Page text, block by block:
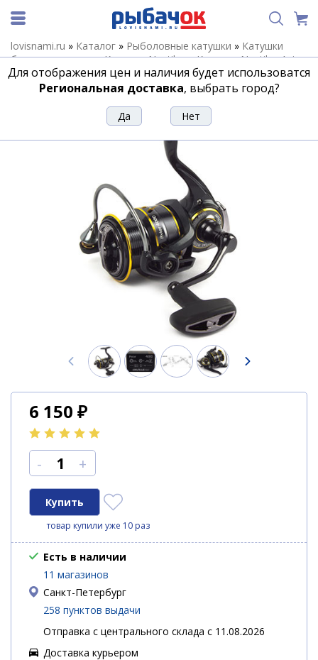
lovisnami.ru » Каталог » Рыболовные катушки » Катушки
безынерционные»Катушки Nautilus»Катушки Nautilus Avior
»Катушка Nautilus Avior 4000
Катушка Nautilus Avior 4000
6 150 ₽
- +
товар купили уже 10 раз
Есть в наличии
11 магазинов
Санкт-Петербург
258 пунктов выдачи
Отправка с центрального склада с 11.08.2026
Доставка курьером
Для отображения цен и наличия будет использоватся
Региональная доставка, выбрать город?